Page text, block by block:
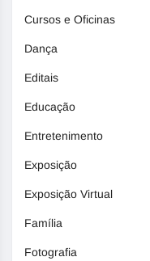
Cursos e Oficinas
Dança
Editais
Educação
Entretenimento
Exposição
Exposição Virtual
Família
Fotografia